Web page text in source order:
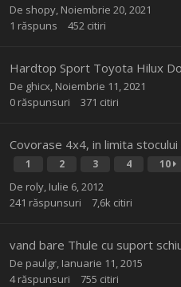
De shopy Noiembrie 20, 2021
1 răspuns 452 citiri
Hardtop Sport Toyota Hilux
De ghicx Noiembrie 11, 2021
0 răspunsuri 371 citiri
Covorase 4x4, in limita stocului
1 2 3 4 10
De roly Iulie 6, 2012
241 răspunsuri 7,6k citiri
vand bare Thule cu suport
De paulgr Ianuarie 11, 2015
4 răspunsuri 755 citiri